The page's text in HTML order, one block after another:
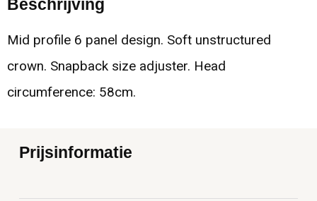
Beschrijving
Mid profile 6 panel design. Soft unstructured
crown. Snapback size adjuster. Head
circumference: 58cm.
Prijsinformatie